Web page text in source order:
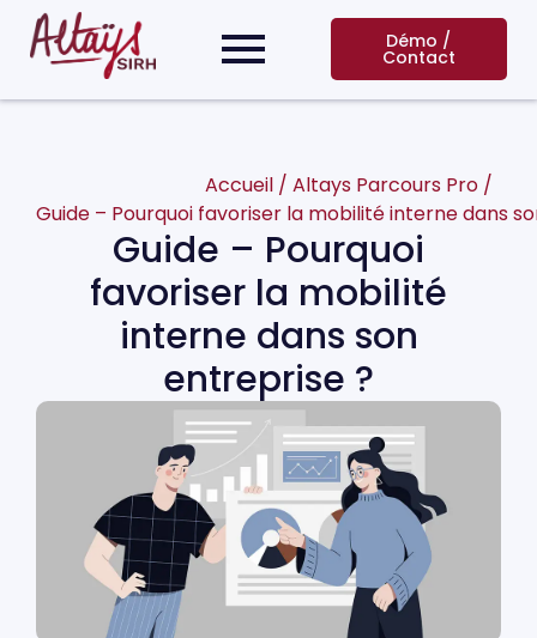
Démo /
Contact
Accueil / Altays Parcours Pro /
Guide – Pourquoi favoriser la mobilité interne dans
Guide – Pourquoi
favoriser la mobilité
interne dans son
entreprise ?